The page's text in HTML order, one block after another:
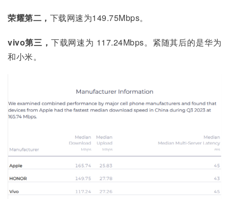
荣耀第二， 下载网速为149.75Mbps。
vivo第三， 下载网速为 117.24Mbps。紧随其后的是华为
和小米。